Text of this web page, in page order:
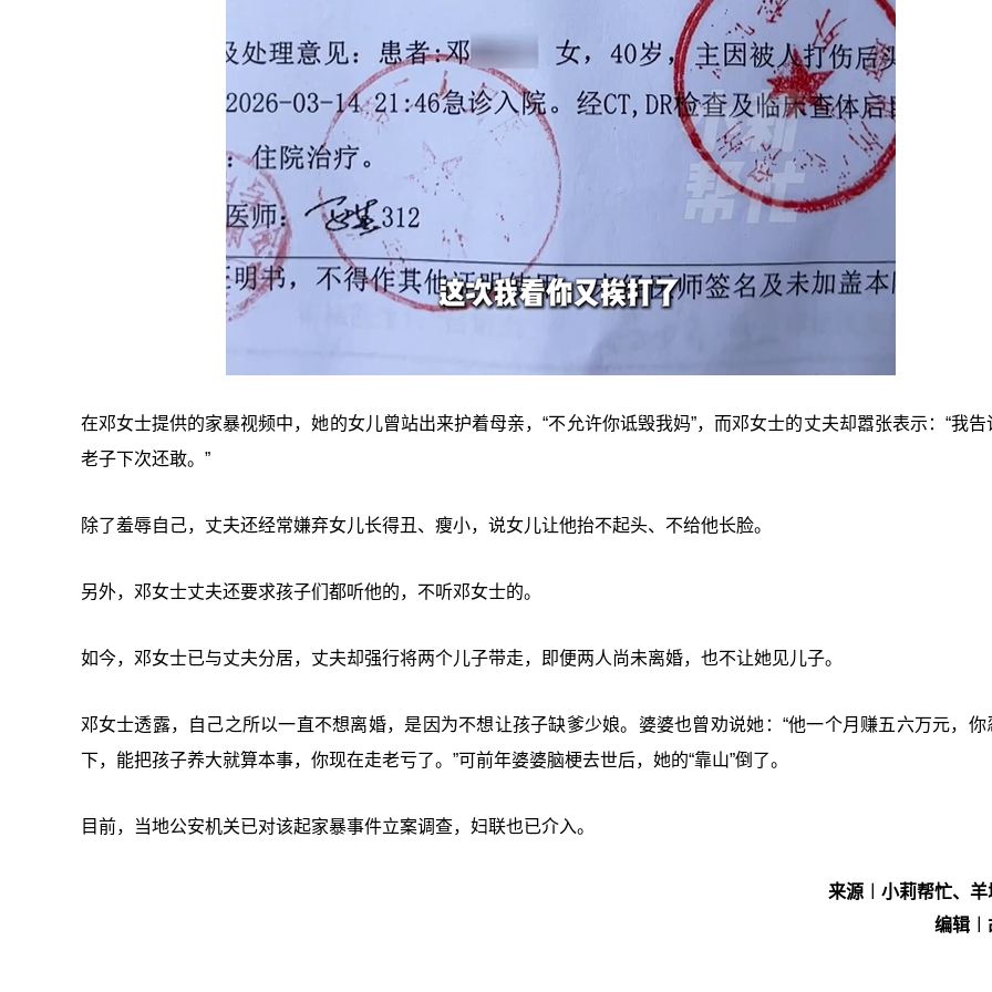
在邓女士提供的家暴视频中，她的女儿曾站出来护着母亲，“不允许你诋毁我妈”，而邓女士的丈夫却嚣张表示：“我告
老子下次还敢。”
除了羞辱自己，丈夫还经常嫌弃女儿长得丑、瘦小，说女儿让他抬不起头、不给他长脸。
另外，邓女士丈夫还要求孩子们都听他的，不听邓女士的。
如今，邓女士已与丈夫分居，丈夫却强行将两个儿子带走，即便两人尚未离婚，也不让她见儿子。
邓女士透露，自己之所以一直不想离婚，是因为不想让孩子缺爹少娘。婆婆也曾劝说她：“他一个月赚五六万元，你
下，能把孩子养大就算本事，你现在走老亏了。”可前年婆婆脑梗去世后，她的“靠山”倒了。
目前，当地公安机关已对该起家暴事件立案调查，妇联也已介入。
来源︱小莉帮忙、羊
编辑︱